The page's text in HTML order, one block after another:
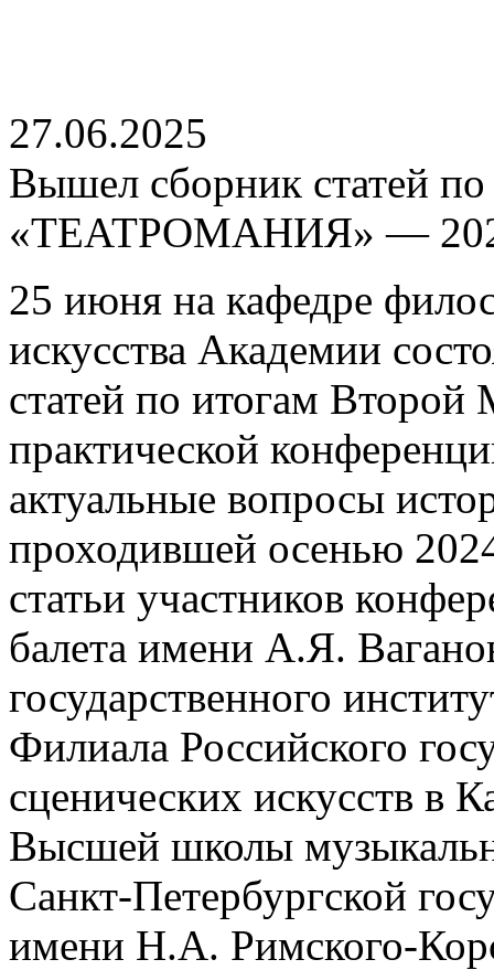
27.06.2025
Вышел сборник статей
«ТЕАТРОМАНИЯ» —
25 июня на кафедре
искусства Академии
статей по итогам
практической
актуальные вопросы
проходившей осенью
статьи участников
балета имени А.Я.
государственного
Филиала Российского
сценических искусств в
Высшей школы
Санкт-Петербургской
имени Н.А. Римского-